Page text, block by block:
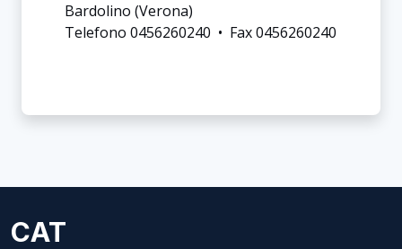
Bardolino (verona)
Telefono 0456260240 • Fax 0456260240
CAT